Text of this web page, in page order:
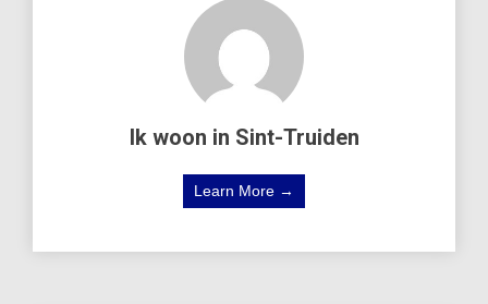
Ik woon in Sint-Truiden
Learn More →